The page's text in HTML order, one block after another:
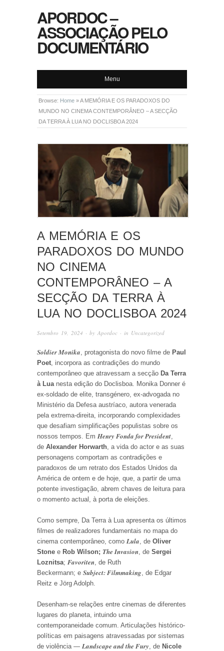
APORDOC –
ASSOCIAÇÃO PELO
DOCUMENTÁRIO
Menu
Browse: Home »A MEMÓRIA E OS PARADOXOS DO
MUNDO NO CINEMA CONTEMPORÂNEO – A SECÇÃO
DA TERRA À LUA NO DOCLISBOA 2024
A MEMÓRIA E OS
PARADOXOS DO MUNDO
NO CINEMA
CONTEMPORÂNEO – A
SECÇÃO DA TERRA À
LUA NO DOCLISBOA 2024
Setembro 19, 2024 · by Apordoc · in Uncategorized
Soldier Monika , protagonista do novo filme de Paul
Poet , incorpora as contradições do mundo
contemporâneo que atravessam a secção Da Terra
à Lua nesta edição do Doclisboa. Monika Donner é
ex-soldado de elite, transgénero, ex-advogada no
Ministério da Defesa austríaco, autora venerada
pela extrema-direita, incorporando complexidades
que desafiam simplificações populistas sobre os
nossos tempos. Em Henry Fonda for President
de Alexander Horwarth , a vida do actor e as suas
personagens comportam as contradições e
paradoxos de um retrato dos Estados Unidos da
América de ontem e de hoje, que, a partir de uma
potente investigação, abrem chaves de leitura para
o momento actual, à porta de eleições.
Como sempre, Da Terra à Lua apresenta os últimos
filmes de realizadores fundamentais no mapa do
cinema contemporâneo, como Lula , de Oliver
Stone e Rob Wilson; The Invasion , de Sergei
Loznitsa; Favoriten , de Ruth
Beckermann; e Subject: Filmmaking , de Edgar
Reitz e Jörg Adolph.
Desenham-se relações entre cinemas de diferentes
lugares do planeta, intuindo uma
contemporaneidade comum. Articulações histórico-
políticas em paisagens atravessadas por sistemas
de violência — Landscape and the Fury , de Nicole